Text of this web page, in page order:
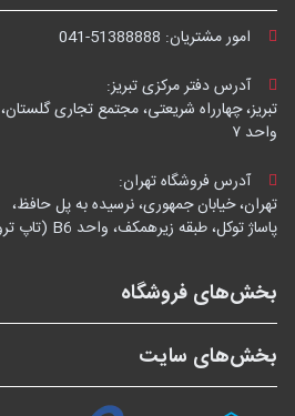
امور مشتریان: 041-51388888
آدرس دفتر مرکزی تبریز:
تبریز، چهارراه شریعتی، مجتمع تجاری گلستان،
واحد ۷
آدرس فروشگاه تهران:
تهران، خیابان جمهوری، نرسیده به پل حافظ،
پاساژ توکل، طبقه زیرهمکف، واحد B6 (تاپ ترونیک)
بخش‌های فروشگاه
بخش‌های سایت